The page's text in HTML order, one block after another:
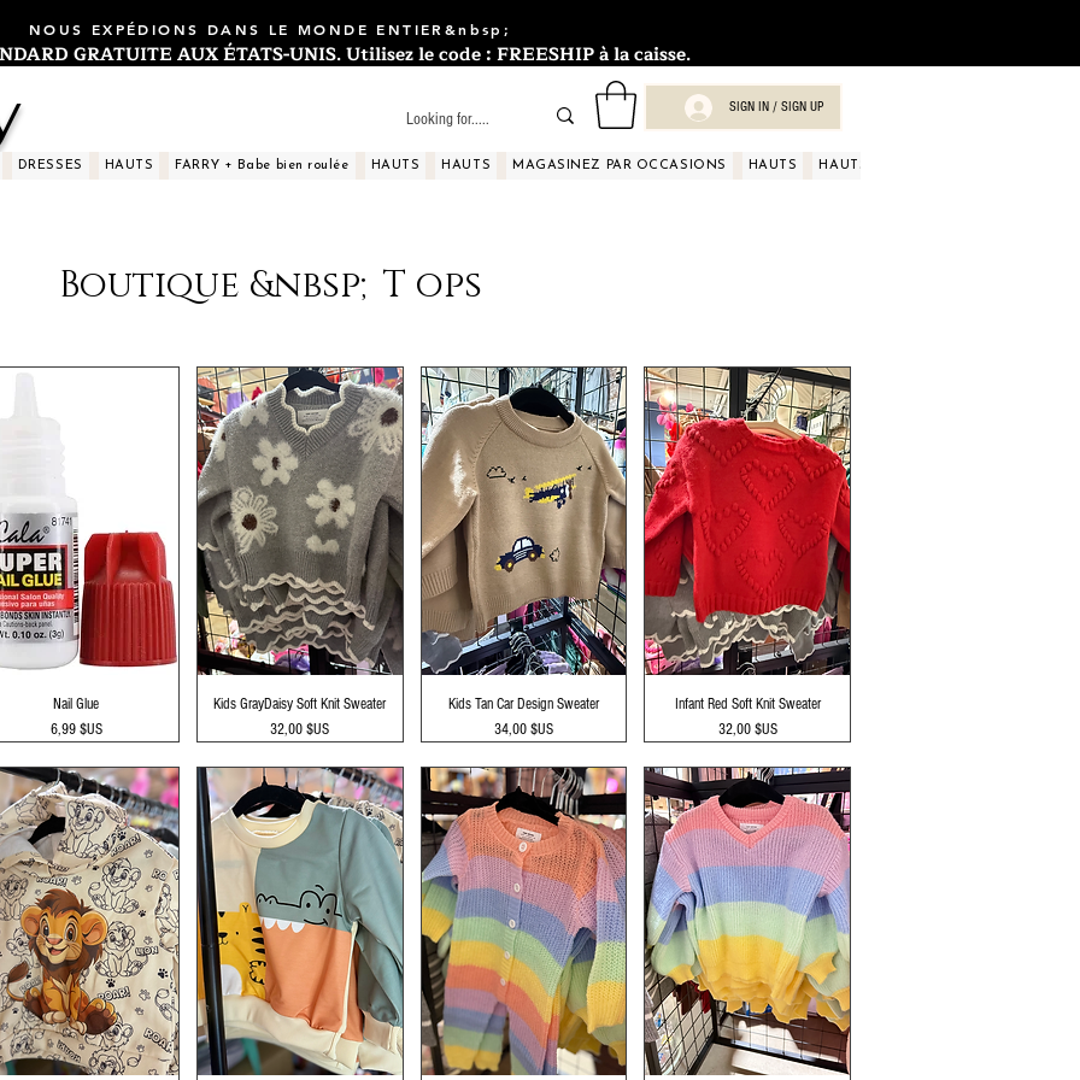
NOUS EXPÉDIONS DANS LE MONDE ENTIER&nbsp;
GRATUITE AUX ÉTATS-UNIS. Utilisez le code : FREESHIP à la caisse.
SIGN IN / SIGN UP
DRESSES HAUTS FARRY + Babe bien roulée HAUTS HAUTS MAGASINEZ PAR OCCASIONS HAUTS HAUTS
Boutique &nbsp;T ops
Aperçu rapide
Nail Glue
Prix
6,99 $US
Aperçu rapide
Kids GrayDaisy Soft Knit Sweater
Prix
32,00 $US
Aperçu rapide
Kids Tan Car Design Sweater
Prix
34,00 $US
Aperçu rapide
Infant Red Soft Knit Sweater
Prix
32,00 $US